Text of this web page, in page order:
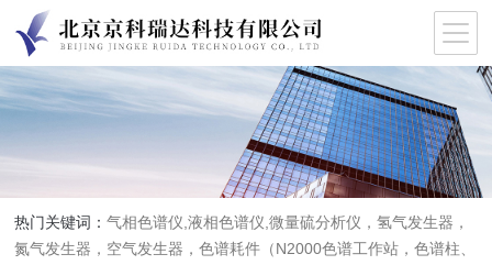
热门关键词：气相色谱仪,液相色谱仪,微量硫分析仪，氢气发生器，
氮气发生器，空气发生器，色谱耗件（N2000色谱工作站，色谱柱、